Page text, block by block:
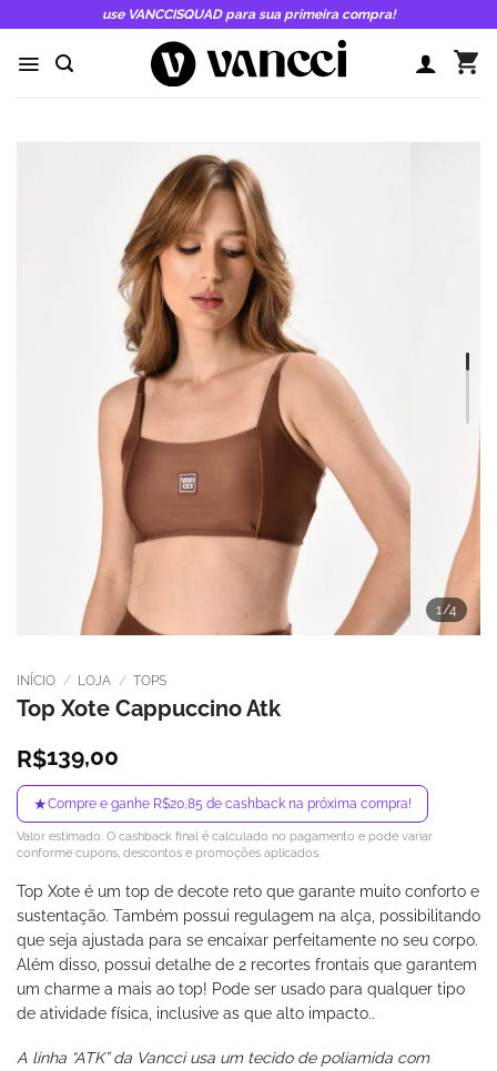
content
use VANCCISQUAD para sua primeira compra!
1/4
INÍCIO / LOJA / TOPS
Top Xote Cappuccino Atk
R$139,00
★Compre e ganhe R$20,85 de cashback na próxima compra!
Valor estimado. O cashback final é calculado no pagamento e pode variar
conforme cupons, descontos e promoções aplicados.
Top Xote é um top de decote reto que garante muito conforto e
sustentação. Também possui regulagem na alça, possibilitando
que seja ajustada para se encaixar perfeitamente no seu corpo.
Além disso, possui detalhe de 2 recortes frontais que garantem
um charme a mais ao top! Pode ser usado para qualquer tipo
de atividade física, inclusive as que alto impacto..
A linha “ATK” da Vancci usa um tecido de poliamida com